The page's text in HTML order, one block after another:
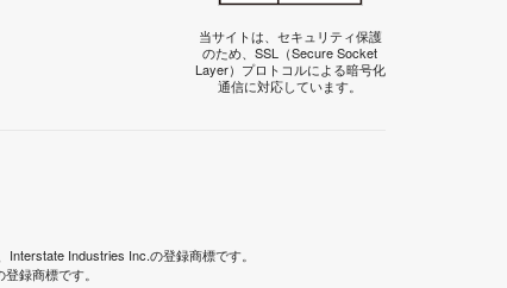
当サイトは、セキュリティ保護
のため、SSL（Secure Socket
Layer）プロトコルによる暗号化
通信に対応しています。
Industries Inc.の登録商標です。
録商標です。